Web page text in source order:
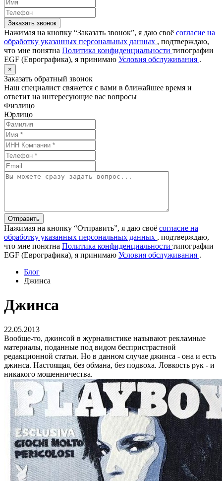
Заказать звонок
Нажимая на кнопку “Заказать звонок”, я даю своё согласие на
обработку указанных персональных данных , подтверждаю,
что мне понятна Политика конфиденциальности типографии
EGF (Еврографика), я принимаю Условия обслуживания .
×
Заказать обратный звонок
Наш специалист свяжется с вами в ближайшее время и
ответит на интересующие вас вопросы
Физлицо
Юрлицо
Отправить
Нажимая на кнопку “Отправить”, я даю своё согласие на
обработку указанных персональных данных , подтверждаю,
что мне понятна Политика конфиденциальности типографии
EGF (Еврографика), я принимаю Условия обслуживания .
Блог
Джинса
Джинса
22.05.2013
Вообще-то, джинсой в журналистике называют рекламные
материалы, поданные под видом беспристрастной
редакционной статьи. Но в данном случае джинса - она и есть
джинса. Настоящая, без обмана, без подвоха. Ловкость рук - и
никакого мошенничества.